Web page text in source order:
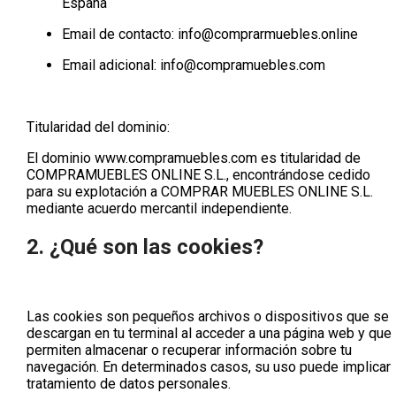
Email de contacto: info@comprarmuebles.online
Email adicional: info@compramuebles.com
Titularidad del dominio:
El dominio www.compramuebles.com es titularidad de
COMPRAMUEBLES ONLINE S.L., encontrándose cedido
para su explotación a COMPRAR MUEBLES ONLINE S.L.
mediante acuerdo mercantil independiente.
2. ¿Qué son las cookies?
Las cookies son pequeños archivos o dispositivos que se
descargan en tu terminal al acceder a una página web y que
permiten almacenar o recuperar información sobre tu
navegación. En determinados casos, su uso puede implicar
tratamiento de datos personales.